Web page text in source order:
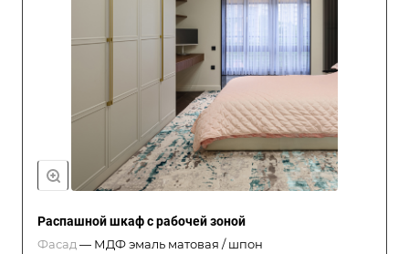
Распашной шкаф с рабочей зоной
Фасад — МДФ эмаль матовая / шпон